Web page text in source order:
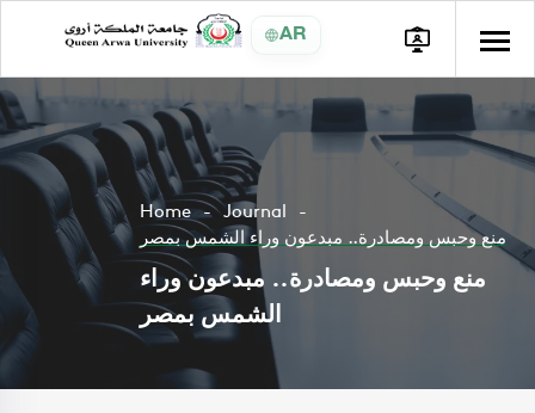
AR
Home
Journal
منع وحبس ومصادرة.. مبدعون وراء الشمس بمصر
منع وحبس ومصادرة.. مبدعون وراء
الشمس بمصر